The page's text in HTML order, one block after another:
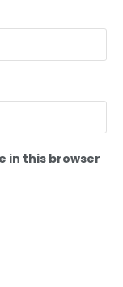
in this browser